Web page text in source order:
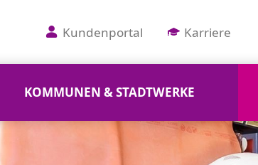
Kundenportal Karriere
KOMMUNEN & STADTWERKE